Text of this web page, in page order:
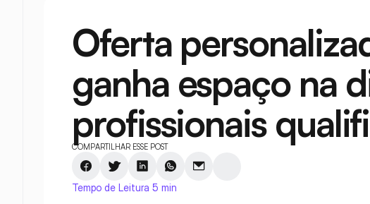
Oferta
ganha espaço na
profissionais
COMPARTILHAR ESSE POST
Tempo de Leitura 5 min